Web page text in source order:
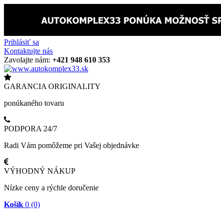
Prihlásiť sa
Kontaktujte nás
Zavolajte nám: +421 948 610 353
GARANCIA ORIGINALITY
ponúkaného tovaru
PODPORA 24/7
Radi Vám pomôžeme pri Vašej objednávke
VÝHODNÝ NÁKUP
Nízke ceny a rýchle doručenie
Košík 0 (0)